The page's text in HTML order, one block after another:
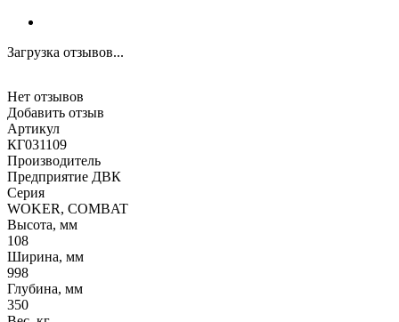
Загрузка отзывов...
Нет отзывов
Добавить отзыв
Артикул
КГ031109
Производитель
Предприятие ДВК
Серия
WOKER, COMBAT
Высота, мм
108
Ширина, мм
998
Глубина, мм
350